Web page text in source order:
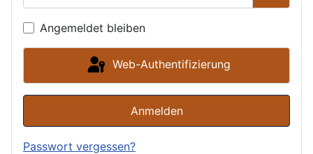
Angemeldet bleiben
Web-Authentifizierung
Anmelden
Passwort vergessen?